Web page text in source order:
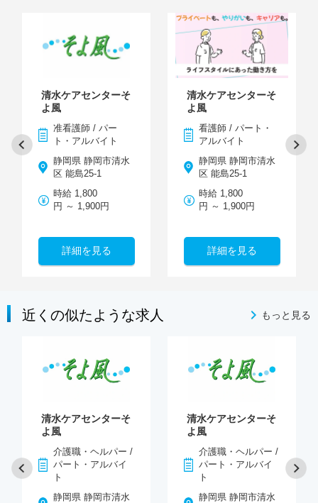
清水ケアセンターそ
よ風
准看護師 / パー
ト・アルバイト
静岡県 静岡市清水
区 能島25-1
時給 1,800
円 ～ 1,900円
詳細を見る
清水ケアセンターそ
よ風
看護師 / パート・
アルバイト
静岡県 静岡市清水
区 能島25-1
時給 1,800
円 ～ 1,900円
詳細を見る
近くの似たような求人 もっと見る
清水ケアセンターそ
よ風
介護職・ヘルパー /
パート・アルバイ
ト
静岡県 静岡市清水
清水ケアセンターそ
よ風
介護職・ヘルパー /
パート・アルバイ
ト
静岡県 静岡市清水